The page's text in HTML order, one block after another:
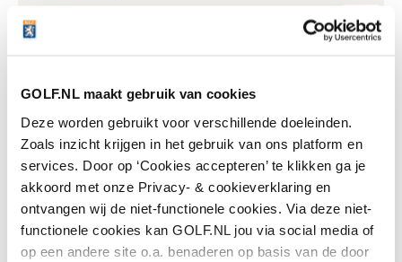
GOLF.NL maakt gebruik van cookies
Deze worden gebruikt voor verschillende doeleinden.
Zoals inzicht krijgen in het gebruik van ons platform en
services. Door op ‘Cookies accepteren’ te klikken ga je
akkoord met onze Privacy- & cookieverklaring en
ontvangen wij de niet-functionele cookies. Via deze niet-
functionele cookies kan GOLF.NL jou via social media of
op een andere site o.a. benaderen op basis van de door
Toxandria 1
10
8
za 02 mei
Noord Nederlandse 2
4
Hilversumsche 1 14
za 09 mei
De Pan